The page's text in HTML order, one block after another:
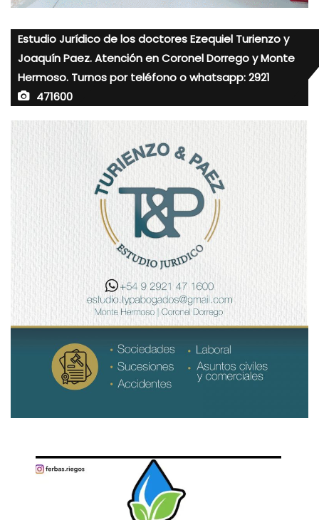
Estudio Jurídico de los doctores Ezequiel Turienzo y
Joaquín Paez. Atención en Coronel Dorrego y Monte
Hermoso. Turnos por teléfono o whatsapp: 2921
471600